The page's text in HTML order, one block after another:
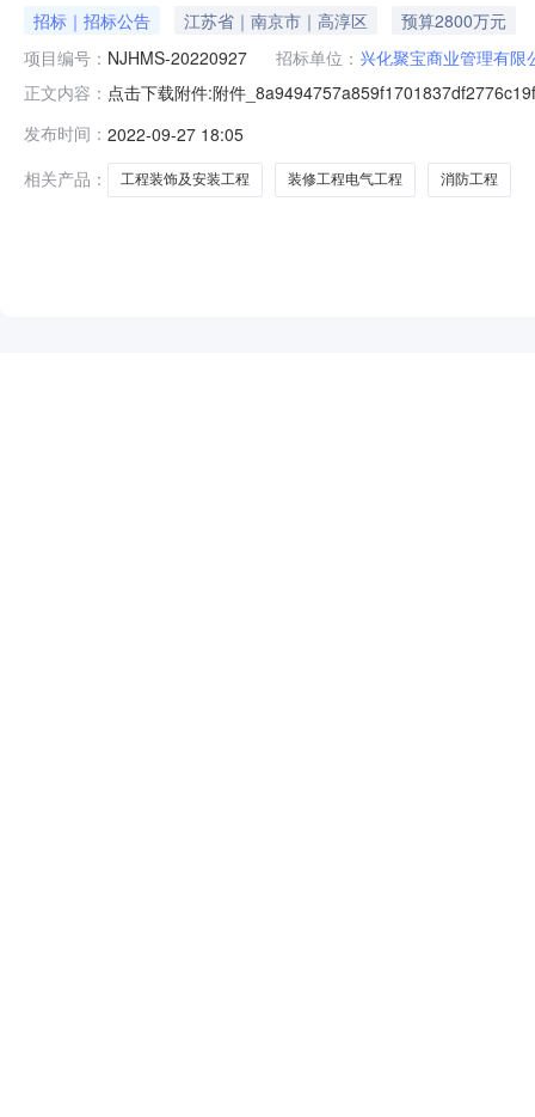
招标｜招标公告 江苏省｜南京市｜高淳区
预算2800万元
项目编号： NJHMS-20220927 招标单位： 兴化聚宝商业管理有限
正文内容： 点击下载附件:附件
为兴化聚宝商业管理有限公司。本项目已具备招标条件
发布时间： 2022-09-27 18:05
相关产品：
工程装饰及安装工程 装修工程电气工程 消防工程